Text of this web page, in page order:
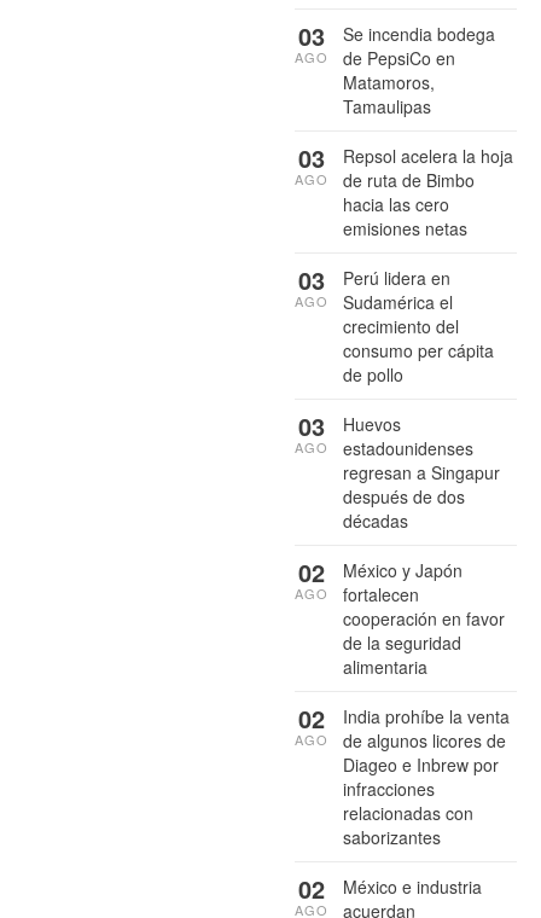
Se incendia bodega
de PepsiCo en
Matamoros,
Tamaulipas
03
AGO
Repsol acelera la hoja
de ruta de Bimbo
hacia las cero
emisiones netas
03
AGO
Perú lidera en
Sudamérica el
crecimiento del
consumo per cápita
de pollo
03
AGO
Huevos
estadounidenses
regresan a Singapur
después de dos
décadas
03
AGO
México y Japón
fortalecen
cooperación en favor
de la seguridad
alimentaria
02
AGO
India prohíbe la venta
de algunos licores de
Diageo e Inbrew por
infracciones
relacionadas con
saborizantes
02
AGO
México e industria
acuerdan
02
AGO